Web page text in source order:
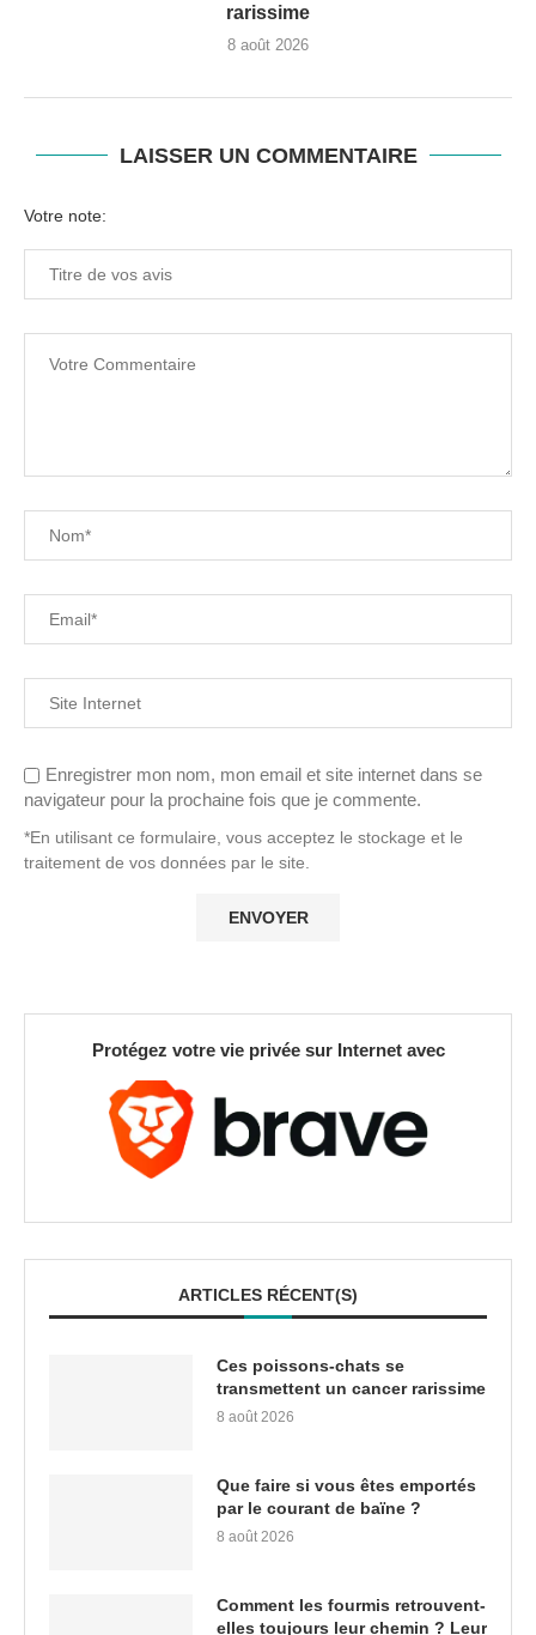
rarissime
8 août 2026
LAISSER UN COMMENTAIRE
Votre note:
Enregistrer mon nom, mon email et site internet dans se
navigateur pour la prochaine fois que je commente.
*En utilisant ce formulaire, vous acceptez le stockage et le
traitement de vos données par le site.
Protégez votre vie privée sur Internet avec
ARTICLES RÉCENT(S)
Ces poissons-chats se
transmettent un cancer rarissime
8 août 2026
Que faire si vous êtes emportés
par le courant de baïne ?
8 août 2026
Comment les fourmis retrouvent-
elles toujours leur chemin ? Leur